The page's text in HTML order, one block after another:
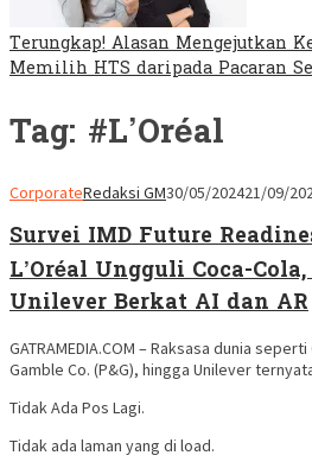
Terungkap! Alasan Mengejutkan
Memilih HTS daripada Pacaran
Tag: #L’Oréal
CorporateRedaksi GM30/05/202421/09/
Survei IMD Future
L’Oréal Ungguli Coca-
Unilever Berkat AI dan AR
GATRAMEDIA.COM – Raksasa dunia
Gamble Co. (P&G), hingga Unilever
Tidak Ada Pos Lagi.
Tidak ada laman yang di load.